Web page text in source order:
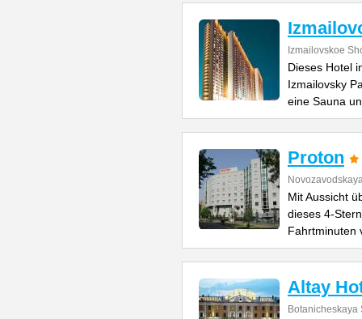
Izmailovskoe
Dieses Hotel
Izmailovsky
eine Sauna
Proton
Mit Aussicht
dieses 4-
Fahrtminuten
Altay
Botanicheskaya